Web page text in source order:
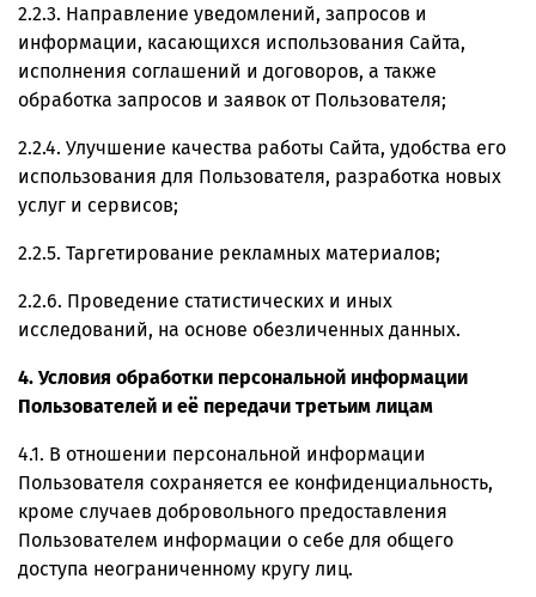
2.2.3. Направление уведомлений, запросов и
информации, касающихся использования Сайта,
исполнения соглашений и договоров, а также
обработка запросов и заявок от Пользователя;
2.2.4. Улучшение качества работы Сайта, удобства его
использования для Пользователя, разработка новых
услуг и сервисов;
2.2.5. Таргетирование рекламных материалов;
2.2.6. Проведение статистических и иных
исследований, на основе обезличенных данных.
4. Условия обработки персональной информации
Пользователей и её передачи третьим лицам
4.1. В отношении персональной информации
Пользователя сохраняется ее конфиденциальность,
кроме случаев добровольного предоставления
Пользователем информации о себе для общего
доступа неограниченному кругу лиц.